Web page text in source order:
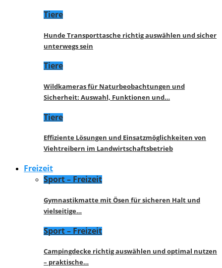
Tiere
Hunde Transporttasche richtig auswählen und sicher
unterwegs sein
Tiere
Wildkameras für Naturbeobachtungen und
Sicherheit: Auswahl, Funktionen und…
Tiere
Effiziente Lösungen und Einsatzmöglichkeiten von
Viehtreibern im Landwirtschaftsbetrieb
Freizeit
Sport – Freizeit
Gymnastikmatte mit Ösen für sicheren Halt und
vielseitige…
Sport – Freizeit
Campingdecke richtig auswählen und optimal nutzen
– praktische…